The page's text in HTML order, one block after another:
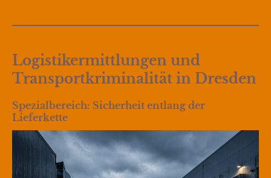
Logistikermittlungen und
Transportkriminalität in Dresden
Spezialbereich: Sicherheit entlang der
Lieferkette